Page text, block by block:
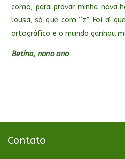
como, para provar minha nova
lousa, só que com “z”. Foi aí
ortográfico e o mundo ganhou
Betina, nono ano
Contato